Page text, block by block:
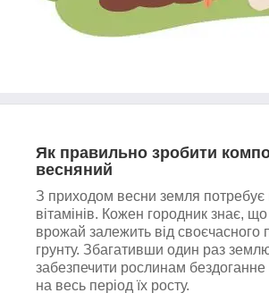
Як правильно зробити
весняний
З приходом весни земля потребує
вітамінів. Кожен городник знає,
врожай залежить від своєчасного
грунту. Збагативши один раз
забезпечити рослинам
на весь період їх росту.